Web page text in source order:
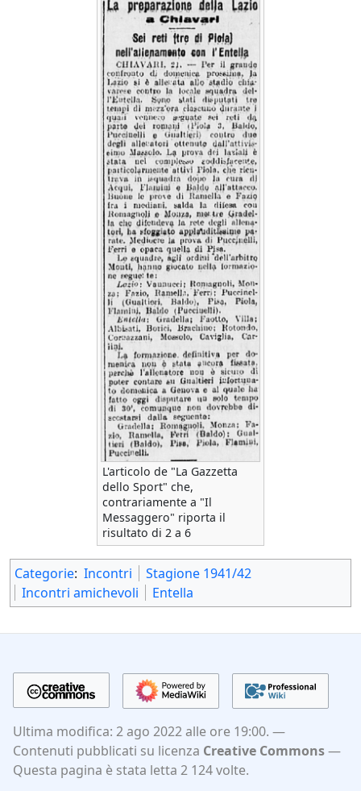
L'articolo de "La Gazzetta
dello Sport" che,
contrariamente a "Il
Messaggero" riporta il
risultato di 2 a 6
Categorie: Incontri
Stagione 1941/42
Incontri amichevoli
Entella
Ultima modifica: 2 ago 2022 alle ore 19:00.
Contenuti pubblicati su licenza Creative Commons
Questa pagina è stata letta 2 124 volte.